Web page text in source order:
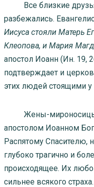
Все близкие друзья
разбежались.
Иисуса стояли Матерь
Клеопова, и Мария
апостол Иоанн (Ин. 19,
подтверждает и
этих людей стоящими у
Жены-мироносицы с
апостолом Иоанном
Распятому Спасителю,
глубоко трагично и
происходящее. Их
сильнее всякого страха.